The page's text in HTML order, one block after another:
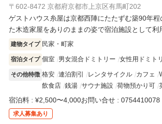
〒602-8472 京都府京都市上京区有馬町202
ゲストハウス糸屋は京都西陣にたたずむ築90年
た木造家屋をありのままの姿で宿泊施設として利
建物タイプ 民家・町家
宿泊タイプ 個室 男女混合ドミトリー 女性用ドミト
その他特徴 格安 連泊割引 レンタサイクル カフェ
飲食店 銭湯 サウナ施設 荷物預かり可
宿泊料 : ¥2,500〜4,000お問い合せ : 0754410078
求人募集あり